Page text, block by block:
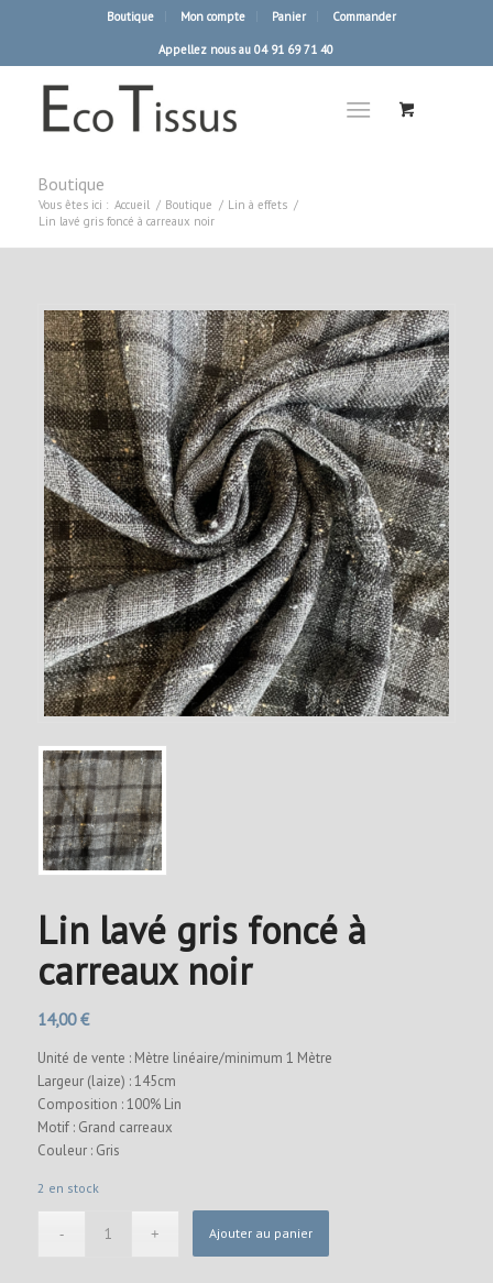
Boutique Mon compte Panier Commander
Appellez nous au 04 91 69 71 40
Boutique
Vous êtes ici : Accueil / Boutique / Lin à effets /
Lin lavé gris foncé à carreaux noir
Lin lavé gris foncé à
carreaux noir
14,00€
Unité de vente : Mètre linéaire/minimum 1 Mètre
Largeur (laize) : 145cm
Composition : 100% Lin
Motif : Grand carreaux
Couleur : Gris
2 en stock
Ajouter au panier